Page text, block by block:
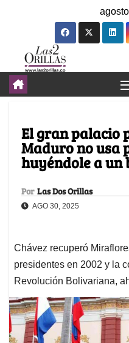
El gran palacio
Maduro no usa
huyéndole a un
Por Las Dos Orillas
AGO 30, 2025
Chávez recuperó
presidentes en 2002 y la
Revolución Bolivariana,